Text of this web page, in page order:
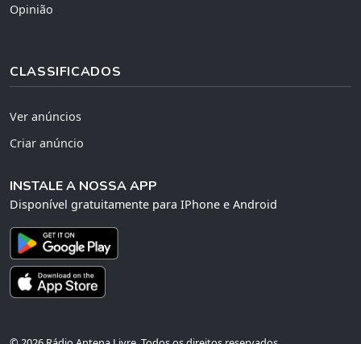
Opinião
CLASSIFICADOS
Ver anúncios
Criar anúncio
INSTALE A NOSSA APP
Disponível gratuitamente para IPhone e Android